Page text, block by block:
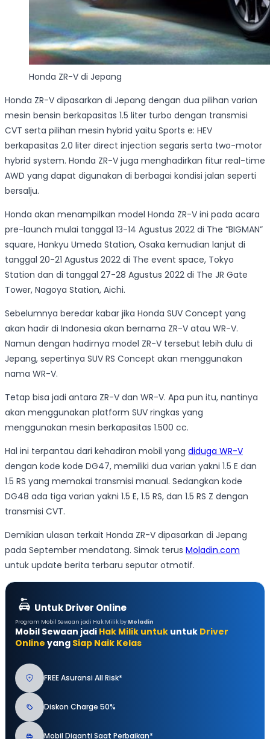
Honda ZR-V di Jepang
Honda ZR-V dipasarkan di Jepang dengan dua pilihan varian
mesin bensin berkapasitas 1.5 liter turbo dengan transmisi
CVT serta pilihan mesin hybrid yaitu Sports e: HEV
berkapasitas 2.0 liter direct injection segaris serta two-motor
hybrid system. Honda ZR-V juga menghadirkan fitur real-time
AWD yang dapat digunakan di berbagai kondisi jalan seperti
bersalju.
Honda akan menampilkan model Honda ZR-V ini pada acara
pre-launch mulai tanggal 13-14 Agustus 2022 di The “BIGMAN”
square, Hankyu Umeda Station, Osaka kemudian lanjut di
tanggal 20-21 Agustus 2022 di The event space, Tokyo
Station dan di tanggal 27-28 Agustus 2022 di The JR Gate
Tower, Nagoya Station, Aichi.
Sebelumnya beredar kabar jika Honda SUV Concept yang
akan hadir di Indonesia akan bernama ZR-V atau WR-V.
Namun dengan hadirnya model ZR-V tersebut lebih dulu di
Jepang, sepertinya SUV RS Concept akan menggunakan
nama WR-V.
Tetap bisa jadi antara ZR-V dan WR-V. Apa pun itu, nantinya
akan menggunakan platform SUV ringkas yang
menggunakan mesin berkapasitas 1.500 cc.
Hal ini terpantau dari kehadiran mobil yang diduga WR-V
dengan kode kode DG47, memiliki dua varian yakni 1.5 E dan
1.5 RS yang memakai transmisi manual. Sedangkan kode
DG48 ada tiga varian yakni 1.5 E, 1.5 RS, dan 1.5 RS Z dengan
transmisi CVT.
Demikian ulasan terkait Honda ZR-V dipasarkan di Jepang
pada September mendatang. Simak terus Moladin.com
untuk update berita terbaru seputar otmotif.
Untuk Driver Online
Program Mobil Sewaan jadi Hak Milik by Moladin
Mobil Sewaan jadi Hak Milik untuk untuk Driver
Online yang Siap Naik Kelas
FREE Asuransi All Risk*
Diskon Charge 50%
Mobil Diganti Saat Perbaikan*